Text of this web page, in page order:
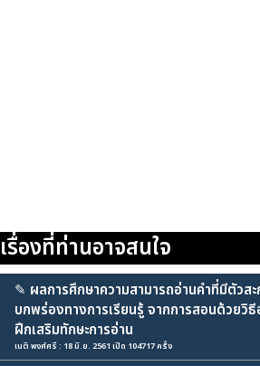
เรื่องที่ท่านอาจสนใจ
✎ ผลการศึกษาความสามารถอ่านคำที่มีตัวส
บกพร่องทางการเรียนรู้ จากการสอนด้วยวิ
ฝึกเสริมทักษะการอ่าน
เนติ พงศ์ศรี : 18 มิ.ย. 2561 เปิด 104717 ครั้ง